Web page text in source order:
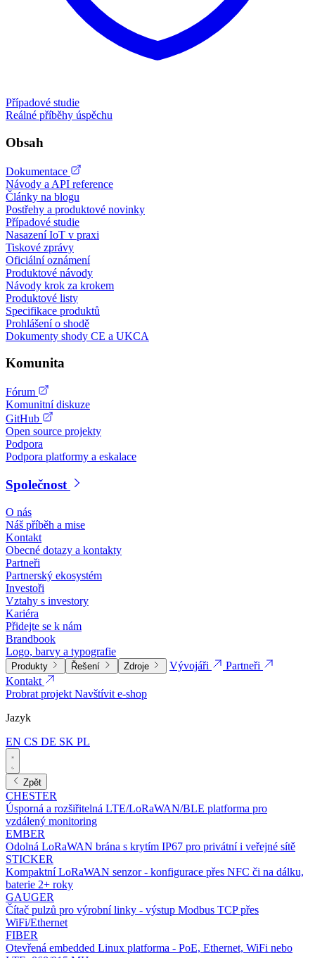
Případové studie
Reálné příběhy úspěchu
Obsah
Dokumentace
Návody a API reference
Články na blogu
Postřehy a produktové novinky
Případové studie
Nasazení IoT v praxi
Tiskové zprávy
Oficiální oznámení
Produktové návody
Návody krok za krokem
Produktové listy
Specifikace produktů
Prohlášení o shodě
Dokumenty shody CE a UKCA
Komunita
Fórum
Komunitní diskuze
GitHub
Open source projekty
Podpora
Podpora platformy a eskalace
Společnost
O nás
Náš příběh a mise
Kontakt
Obecné dotazy a kontakty
Partneři
Partnerský ekosystém
Investoři
Vztahy s investory
Kariéra
Přidejte se k nám
Brandbook
Logo, barvy a typografie
Produkty Řešení Zdroje Vývojáři
Partneři
Kontakt
Probrat projektNavštívit e-shop
Jazyk
EN CS DE SK PL
Zpět
CHESTER
Úsporná a rozšiřitelná LTE/LoRaWAN/BLE platforma pro
vzdálený monitoring
EMBER
Odolná LoRaWAN brána s krytím IP67 pro privátní i veřejné sítě
STICKER
Kompaktní LoRaWAN senzor - konfigurace přes NFC či na dálku,
baterie 2+ roky
GAUGER
Čítač pulzů pro výrobní linky - výstup Modbus TCP přes
WiFi/Ethernet
FIBER
Otevřená embedded Linux platforma - PoE, Ethernet, WiFi nebo